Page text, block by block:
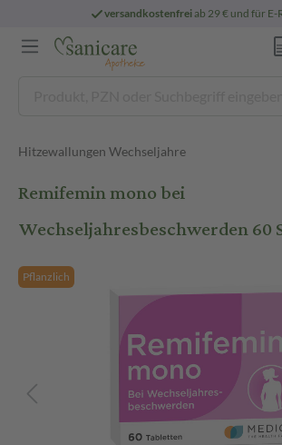
versandkostenfreiab 29 € und für E-
Hitzewallungen Wechseljahre
Remifemin mono bei
Wechseljahresbeschwerden 60
Pflanzlich